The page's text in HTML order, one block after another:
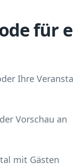
für
Ihre
Vorschau an
mit Gästen